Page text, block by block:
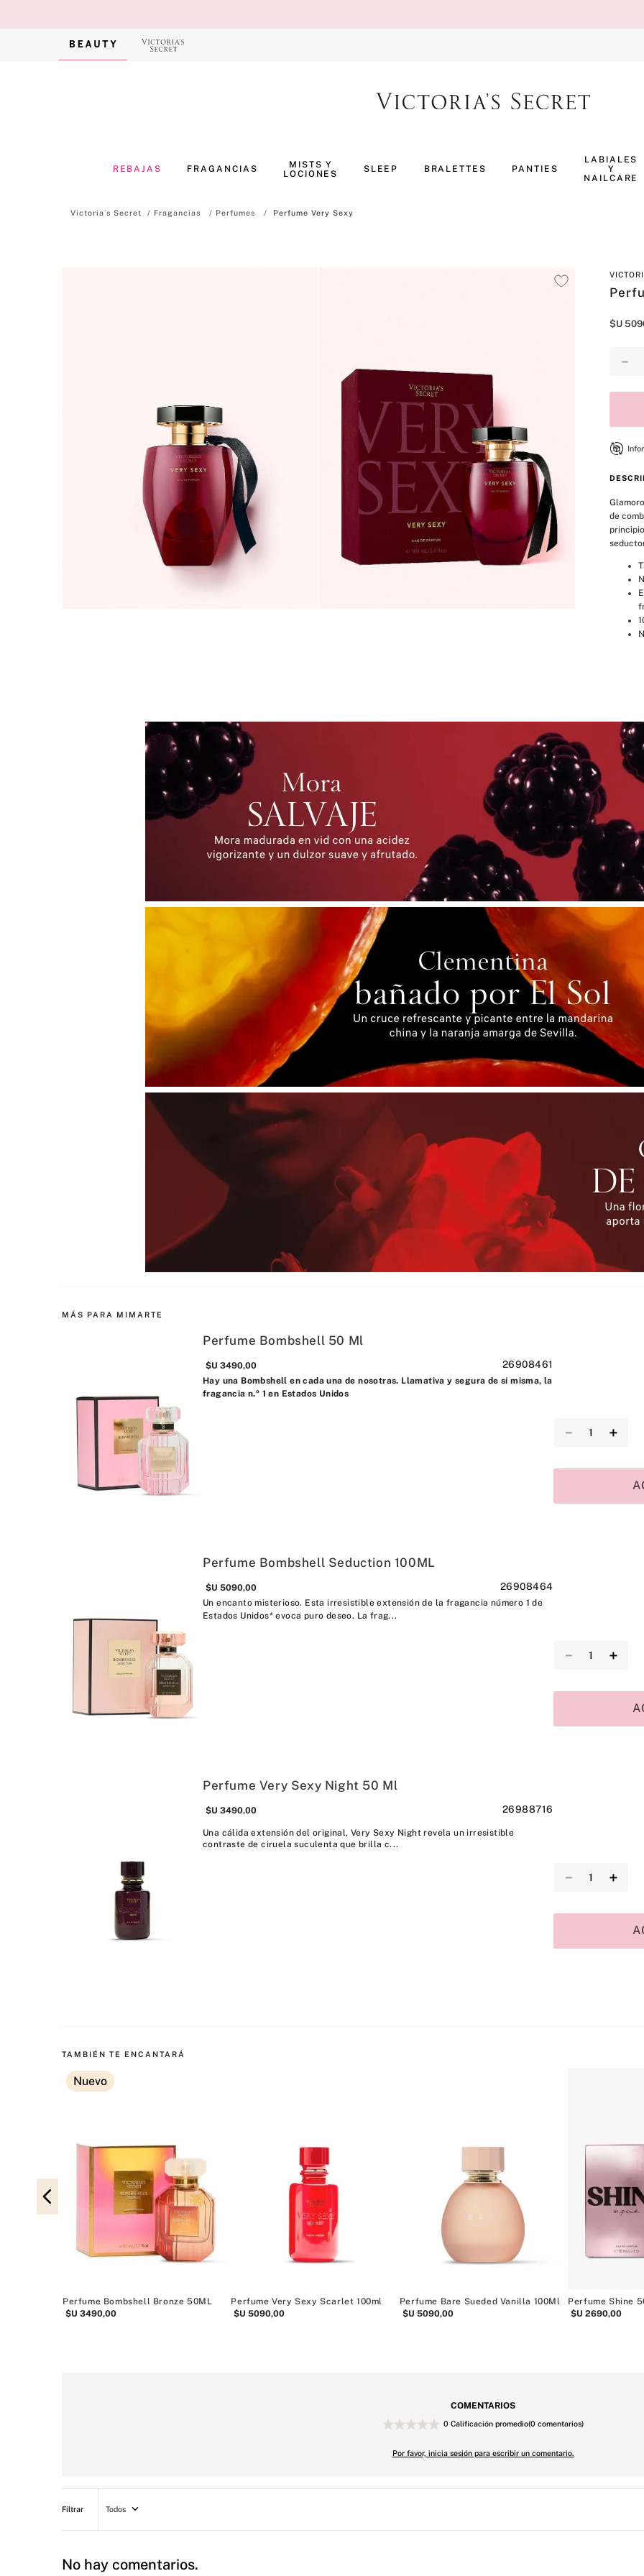
REBAJAS FRAGANCIAS
MISTS Y
LOCIONES
SLEEP BRALETTES PANTIES
LABIALES
Y
NAILCARE
Fragancias Perfumes Perfume Very Sexy
$U
－
de
MÁS PARA MIMARTE
Perfume Bombshell 50 Ml
$U 3490,00 26908461
Hay una Bombshell en cada una de nosotras. Llamativa y segura de sí misma, la
fragancia n.º 1 en Estados Unidos
＋
－
Perfume Bombshell Seduction 100ML
$U 5090,00 26908464
Un encanto misterioso. Esta irresistible extensión de la fragancia número 1 de
Estados Unidos* evoca puro deseo. La frag...
＋
－
Perfume Very Sexy Night 50 Ml
$U 3490,00 26988716
Una cálida extensión del original, Very Sexy Night revela un irresistible
contraste de ciruela suculenta que brilla c...
＋
－
TAMBIÉN TE ENCANTARÁ
Nuevo
Perfume Bombshell Bronze 50ML
$U 3490,00
Perfume Very Sexy Scarlet 100ml
$U 5090,00
Perfume Bare Sueded Vanilla 100Ml
$U 5090,00
Perfume Shine
$U 2690,00
COMENTARIOS
0 Calificación promedio(0 comentarios)
Por favor, inicia sesión para escribir un comentario.
Todos
No hay comentarios.
bare vanilla